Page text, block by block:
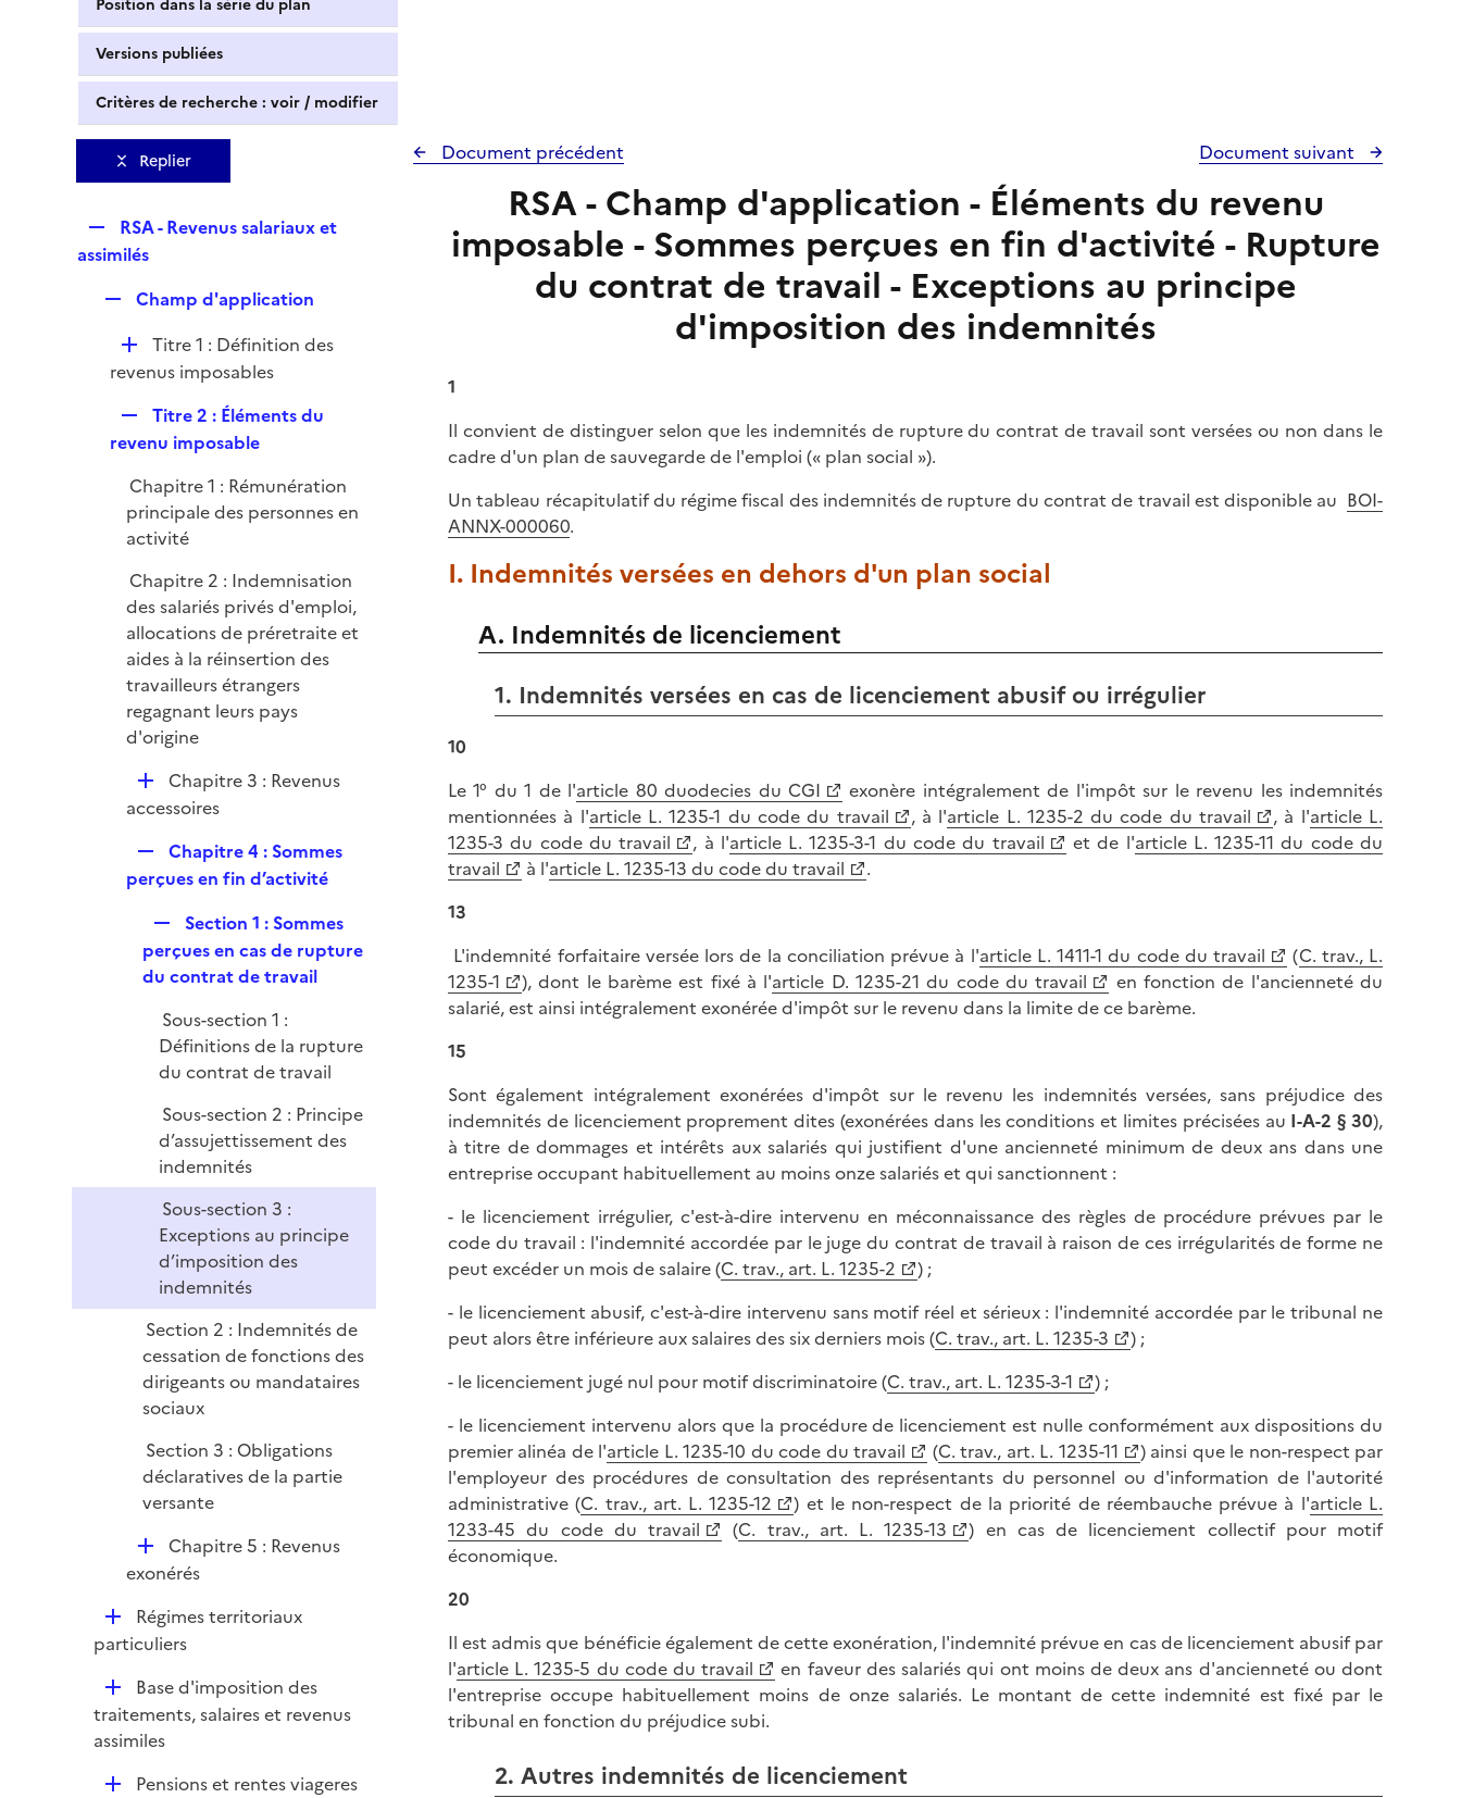
Position dans la série du plan
Versions publiées
Critères de recherche : voir / modifier
Replier
e
l
r
RSA - Revenus salariaux et
assimilés
p
l
r
Champ d'application
D
é
i
e
r
Titre 1 : Définition des
revenus imposables
e
l
i
e
r
Titre 2 : Éléments du
revenu imposable
Chapitre 1 : Rémunération
principale des personnes en
activité
Chapitre 2 : Indemnisation
des salariés privés d'emploi,
allocations de préretraite et
aides à la réinsertion des
travailleurs étrangers
regagnant leurs pays
d'origine
D
é
i
Chapitre 3 : Revenus
accessoires
e
l
i
e
Chapitre 4 : Sommes
perçues en fin d’activité
e
p
i
e
r
Section 1 : Sommes
perçues en cas de rupture
du contrat de travail
Sous-section 1 :
Définitions de la rupture
du contrat de travail
Sous-section 2 : Principe
d’assujettissement des
indemnités
Sous-section 3 :
Exceptions au principe
d’imposition des
indemnités
Section 2 : Indemnités de
cessation de fonctions des
dirigeants ou mandataires
sociaux
Section 3 : Obligations
déclaratives de la partie
versante
D
é
l
i
r
Chapitre 5 : Revenus
exonérés
D
é
i
e
Régimes territoriaux
particuliers
D
é
p
Base d'imposition des
traitements, salaires et revenus
assimiles
DPensions et rentes viageres
Document précédent Document suivant
RSA - Champ d'application - Éléments du revenu
imposable - Sommes perçues en fin d'activité - Rupture
du contrat de travail - Exceptions au principe
d'imposition des indemnités
1
Il convient de distinguer selon que les indemnités de rupture du contrat de travail sont versées ou non dans le
cadre d'un plan de sauvegarde de l'emploi (« plan social »).
Un tableau récapitulatif du régime fiscal des indemnités de rupture du contrat de travail est disponible au BOI-
ANNX-000060.
I. Indemnités versées en dehors d'un plan social
A. Indemnités de licenciement
1. Indemnités versées en cas de licenciement abusif ou irrégulier
10
Le 1° du 1 de l'article 80 duodecies du CGI
exonère intégralement de l'impôt sur le revenu les indemnités
mentionnées à l'article L. 1235-1 du code du travail , à l'article L. 1235-2 du code du travail , à l'article L.
1235-3 du code du travail
, à l'article L. 1235-3-1 du code du travail et de l'article L. 1235-11 du code du
travail
à l'article L. 1235-13 du code du travail
.
13
L'indemnité forfaitaire versée lors de la conciliation prévue à l'article L. 1411-1 du code du travail (C. trav., L.
1235-1
), dont le barème est fixé à l'article D. 1235-21 du code du travail
en fonction de l'ancienneté du
salarié, est ainsi intégralement exonérée d'impôt sur le revenu dans la limite de ce barème.
15
Sont également intégralement exonérées d'impôt sur le revenu les indemnités versées, sans préjudice des
indemnités de licenciement proprement dites (exonérées dans les conditions et limites précisées au I-A-2 § 30),
à titre de dommages et intérêts aux salariés qui justifient d'une ancienneté minimum de deux ans dans une
entreprise occupant habituellement au moins onze salariés et qui sanctionnent :
- le licenciement irrégulier, c'est-à-dire intervenu en méconnaissance des règles de procédure prévues par le
code du travail : l'indemnité accordée par le juge du contrat de travail à raison de ces irrégularités de forme ne
peut excéder un mois de salaire (C. trav., art. L. 1235-2
) ;
- le licenciement abusif, c'est-à-dire intervenu sans motif réel et sérieux : l'indemnité accordée par le tribunal ne
peut alors être inférieure aux salaires des six derniers mois (C. trav., art. L. 1235-3
) ;
- le licenciement jugé nul pour motif discriminatoire (C. trav., art. L. 1235-3-1
) ;
- le licenciement intervenu alors que la procédure de licenciement est nulle conformément aux dispositions du
premier alinéa de l'article L. 1235-10 du code du travail (C. trav., art. L. 1235-11
) ainsi que le non-respect par
l'employeur des procédures de consultation des représentants du personnel ou d'information de l'autorité
administrative (C. trav., art. L. 1235-12 ) et le non-respect de la priorité de réembauche prévue à l'article L.
1233-45 du code du travail
(C. trav., art. L. 1235-13
) en cas de licenciement collectif pour motif
économique.
20
Il est admis que bénéficie également de cette exonération, l'indemnité prévue en cas de licenciement abusif par
l'article L. 1235-5 du code du travail
en faveur des salariés qui ont moins de deux ans d'ancienneté ou dont
l'entreprise occupe habituellement moins de onze salariés. Le montant de cette indemnité est fixé par le
tribunal en fonction du préjudice subi.
2. Autres indemnités de licenciement